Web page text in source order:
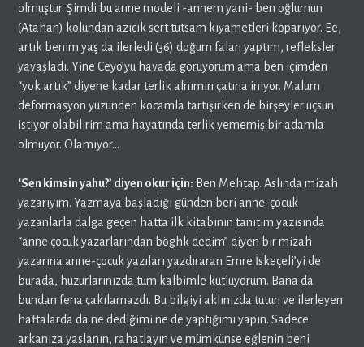
olmuştur. Şimdi bu anne modeli -annem yani- ben oğlumun
(Atahan) kolundan azıcık sert tutsam kıyametleri koparıyor. Ee,
artık benim yaş da ilerledi (36) doğum falan yaptım, refleksler
yavaşladı. Yine Ceyo’yu havada görüyorum ama ben içimden
“yok artık” diyene kadar terlik alnımın çatına iniyor. Malum
deformasyon yüzünden kocamla tartışırken de birşeyler uçsun
istiyor olabilirim ama hayatında terlik yememiş bir adamla
olmuyor. Olamıyor…
‘Sen kimsin yahu?’ diyen okur için: Ben Mehtap. Aslında mizah
yazarıyım. Yazmaya başladığı günden beri anne-çocuk
yazanlarla dalga geçen hatta ilk kitabının tanıtım yazısında
“anne çocuk yazarlarından böghk dedim” diyen bir mizah
yazarına anne-çocuk yazıları yazdıraran Emre İskeçeli’yi de
burada, huzurlarınızda tüm kalbimle kutluyorum. Bana da
bundan fena çakılamazdı. Bu bilgiyi aklınızda tutun ve ilerleyen
haftalarda da ne dediğimi ne de yaptığımı yapın. Sadece
arkanıza yaslanın, rahatlayın ve mümkünse eğlenin beni